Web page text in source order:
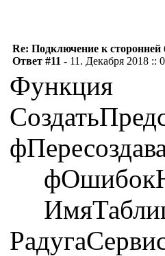
Re: Подключение к сторонней
Ответ #11 - 11. Декабря 2018 ::
Функция